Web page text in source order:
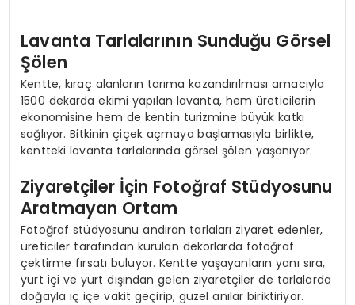
Lavanta Tarlalarının Sunduğu Görsel
Şölen
Kentte, kıraç alanların tarıma kazandırılması amacıyla
1500 dekarda ekimi yapılan lavanta, hem üreticilerin
ekonomisine hem de kentin turizmine büyük katkı
sağlıyor. Bitkinin çiçek açmaya başlamasıyla birlikte,
kentteki lavanta tarlalarında görsel şölen yaşanıyor.
Ziyaretçiler İçin Fotoğraf Stüdyosunu
Aratmayan Ortam
Fotoğraf stüdyosunu andıran tarlaları ziyaret edenler,
üreticiler tarafından kurulan dekorlarda fotoğraf
çektirme fırsatı buluyor. Kentte yaşayanların yanı sıra,
yurt içi ve yurt dışından gelen ziyaretçiler de tarlalarda
doğayla iç içe vakit geçirip, güzel anılar biriktiriyor.